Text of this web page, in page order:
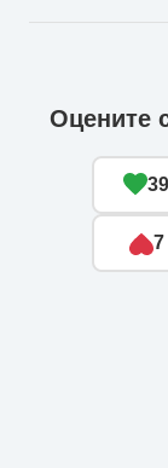
Оцените
39
7